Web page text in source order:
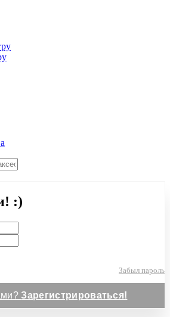
:)
Забыл пароль
Зарегистрироваться!